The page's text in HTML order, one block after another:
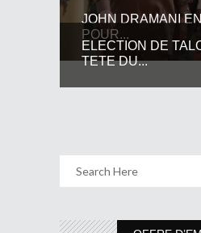
JOHN DRAMANI
POUR...
ELECTION DE
TETE DU...